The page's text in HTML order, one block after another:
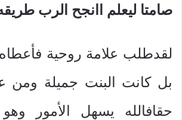
صامتا ليعلم اانجح الرب
لقدطلب علامة روحية فأعطاه
بل كانت البنت جميلة ومن
حقافالله يسهل الأمور